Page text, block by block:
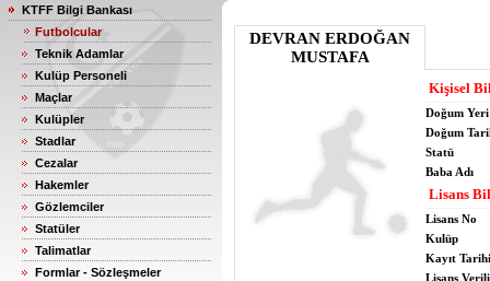
KTFF Bilgi Bankası
Futbolcular
Teknik Adamlar
Kulüp Personeli
Maçlar
Kulüpler
Stadlar
Cezalar
Hakemler
Gözlemciler
Statüler
Talimatlar
Formlar - Sözleşmeler
DEVRAN ERDOĞAN
MUSTAFA
Kişisel
Doğum Yeri
Doğum
Statü
Baba Adı
Lisans
Lisans No
Kulüp
Kayıt Tarihi
Lisans